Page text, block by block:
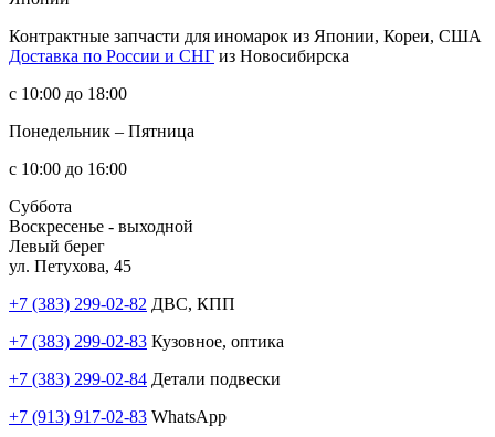
Контрактные запчасти для иномарок из Японии, Кореи, США
Доставка по России и СНГ из Новосибирска
с 10:00 до 18:00
Понедельник – Пятница
с 10:00 до 16:00
Суббота
Воскресенье - выходной
Левый берег
ул. Петухова, 45
+7 (383) 299-02-82 ДВС, КПП
+7 (383) 299-02-83 Кузовное, оптика
+7 (383) 299-02-84 Детали подвески
+7 (913) 917-02-83 WhatsApp